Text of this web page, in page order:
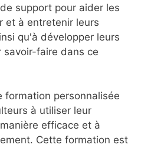
support pour aider les
et à entretenir leurs
qu'à développer leurs
savoir-faire dans ce
formation personnalisée
à utiliser leur
efficace et à
Cette formation est